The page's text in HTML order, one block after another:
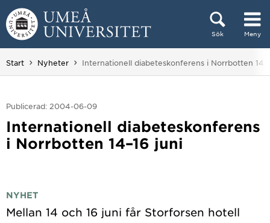
Hoppa direkt till innehållet
Sök Meny
Huvudmenyn dold.
Start Nyheter Du är här:
Internationell diabeteskonferens i Norrbotten
Publicerad: 2004-06-09
Internationell diabeteskonferens
i Norrbotten 14–16 juni
NYHET
Mellan 14 och 16 juni får Storforsen hotell